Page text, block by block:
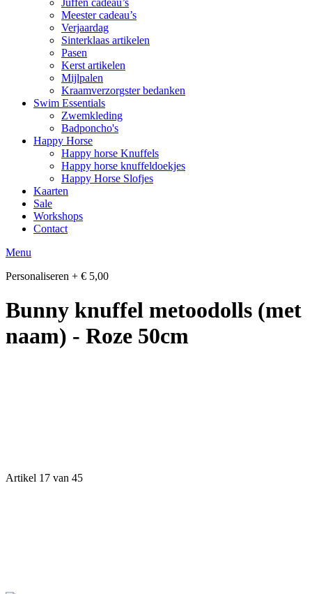
Juffen cadeau’s
Meester cadeau’s
Verjaardag
Sinterklaas artikelen
Pasen
Kerst artikelen
Mijlpalen
Kraamverzorgster bedanken
Swim Essentials
Zwemkleding
Badponcho's
Happy Horse
Happy horse Knuffels
Happy horse knuffeldoekjes
Happy Horse Slofjes
Kaarten
Sale
Workshops
Contact
Menu
Personaliseren + € 5,00
Bunny knuffel metoodolls (met
naam) - Roze 50cm
Artikel 17 van 45